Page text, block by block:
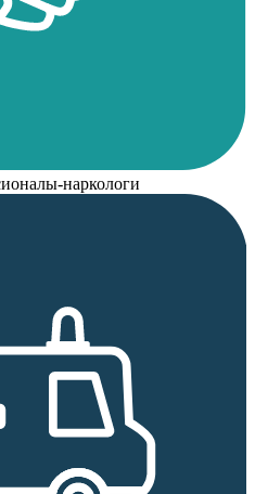
наркологи